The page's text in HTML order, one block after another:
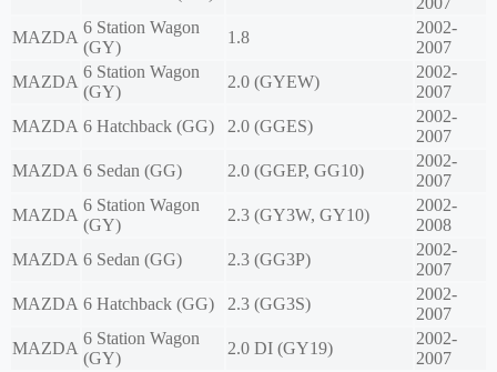
MAZDA
6 Station Wagon
(GY)
1.8
2002-
2007
MAZDA
6 Station Wagon
(GY)
2.0 (GYEW)
2002-
2007
MAZDA 6 Hatchback (GG) 2.0 (GGES)
2002-
2007
MAZDA 6 Sedan (GG) 2.0 (GGEP, GG10)
2002-
2007
MAZDA
6 Station Wagon
(GY)
2.3 (GY3W, GY10)
2002-
2008
MAZDA 6 Sedan (GG) 2.3 (GG3P)
2002-
2007
MAZDA 6 Hatchback (GG) 2.3 (GG3S)
2002-
2007
MAZDA
6 Station Wagon
(GY)
2.0 DI (GY19)
2002-
2007